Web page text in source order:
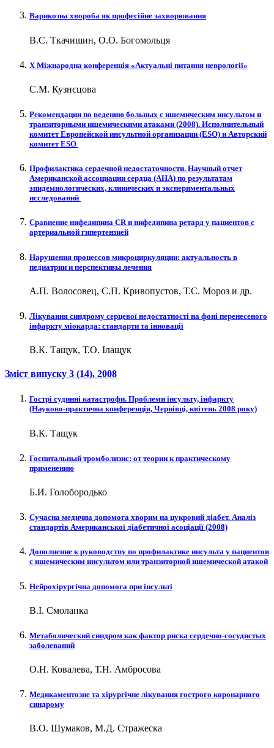
Варикозна хвороба як професійне захворювання
В.С. Ткачишин, О.О. Богомольця
Х Міжнародна конференція «Актуальні питання неврології»
С.М. Кузнєцова
Рекомендации по ведению больных с ишемическим инсультом и
транзиторными ишемическими атаками (2008). Исполнительный
комитет Европейской инсультной организации (ESO) и Авторский
комитет ESO
Профилактика сердечной недостаточности. Научный отчет
Американской ассоциации сердца (АНА) по результатам
эпидемиологических, клинических и экспериментальных
исследований
Сравнение нифедипина CR и нифедипина ретард у пациентов с
артериальной гипертензией
Нарушения процессов микроциркуляции: актуальность в
педиатрии и перспективы лечения
А.П. Волосовец, С.П. Кривопустов, Т.С. Мороз и др.
Лікування синдрому серцевої недостатності на фоні перенесеного
інфаркту міокарда: стандарти та інновації
В.К. Тащук, Т.О. Ілащук
Зміст випуску 3 (14), 2008
Гострі судинні катастрофи. Проблеми інсульту, інфаркту
(Науково-практична конференція, Чернівці, квітень 2008 року)
В.К. Тащук
Госпитальный тромболизис: от теории к практическому
применению
Б.И. Голобородько
Сучасна медична допомога хворим на цукровий діабет. Аналіз
cтандартів Американської діабетичної асоціації (2008)
Дополнение к руководству по профилактике инсульта у пациентов
с ишемическим инсультом или транзиторной ишемической атакой
Нейрохірургічна допомога при інсульті
В.І. Смоланка
Метаболический синдром как фактор риска сердечно-сосудистых
заболеваний
О.Н. Ковалева, Т.Н. Амбросова
Медикаментозне та хірургічне лікування гострого коронарного
синдрому
В.О. Шумаков, М.Д. Стражеска